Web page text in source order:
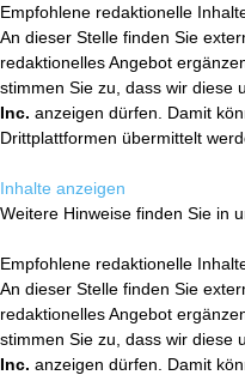
Empfohlene redaktionelle
An dieser Stelle finden Sie
redaktionelles Angebot
stimmen Sie zu, dass wir diese
Inc. anzeigen dürfen. Damit
Drittplattformen übermittelt
Inhalte anzeigen
Weitere Hinweise finden Sie in
Empfohlene redaktionelle
An dieser Stelle finden Sie
redaktionelles Angebot
stimmen Sie zu, dass wir diese
Inc. anzeigen dürfen. Damit